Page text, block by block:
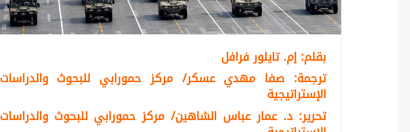
بقلم: إم. تايلور فرافل
ترجمة: صفا مهدي عسكر/ مركز حمورابي للبحوث والدراسات
الإستراتيجية
تحرير: د. عمار عباس الشاهين/ مركز حمورابي للبحوث والدراسات